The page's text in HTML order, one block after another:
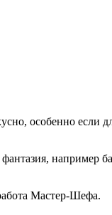
особенно если
например
Мастер-Шефа.